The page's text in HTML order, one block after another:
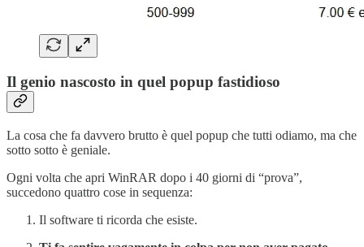
Il genio nascosto in quel popup fastidioso
La cosa che fa davvero brutto è quel popup che tutti odiamo, ma che
sotto sotto è geniale.
Ogni volta che apri WinRAR dopo i 40 giorni di “prova”,
succedono quattro cose in sequenza:
Il software ti ricorda che esiste.